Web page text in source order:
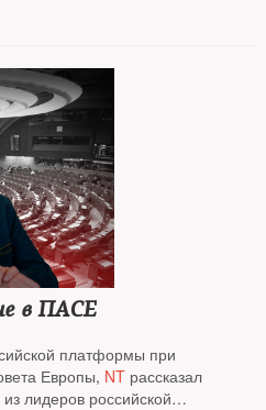
в ПАСЕ
платформы при
Европы, NT рассказал
лидеров российской